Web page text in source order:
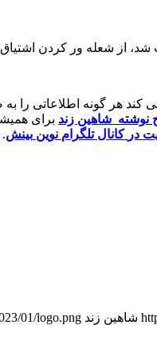
از شعله ور کردن
هر گونه اطلاعاتی را
نوشته شاهین زند برای
در کانال تلگرام نوین بینش.
شاهین زند 01/logo.png